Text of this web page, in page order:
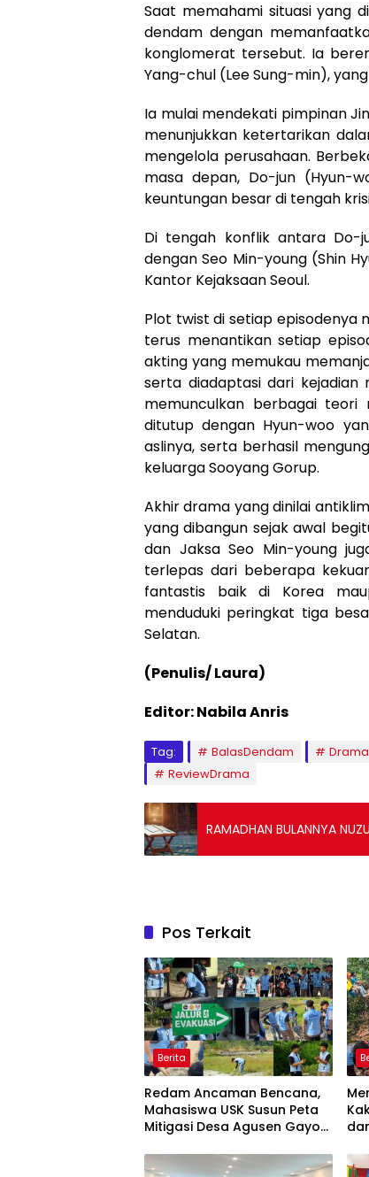
Saat memahami situasi yang
dendam dengan
konglomerat tersebut. Ia
Yang-chul (Lee Sung-min),
Ia mulai mendekati pimpinan
menunjukkan ketertarikan
mengelola perusahaan.
masa depan, Do-jun (Hyun-
keuntungan besar di tengah
Di tengah konflik antara Do-
dengan Seo Min-young (Shin
Kantor Kejaksaan Seoul.
Plot twist di setiap episodenya
terus menantikan setiap
akting yang memukau
serta diadaptasi dari
memunculkan berbagai teori
ditutup dengan Hyun-woo
aslinya, serta berhasil
keluarga Sooyang Gorup.
Akhir drama yang dinilai
yang dibangun sejak awal
dan Jaksa Seo Min-young
terlepas dari beberapa
fantastis baik di Korea
menduduki peringkat tiga
Selatan.
(Penulis/ Laura)
Editor: Nabila Anris
Tag: BalasDendam
ReviewDrama
RAMADHAN BULANNYA
Pos Terkait
Berita
Redam Ancaman Bencana,
Mahasiswa USK Susun Peta
Mitigasi Desa Agusen Gayo